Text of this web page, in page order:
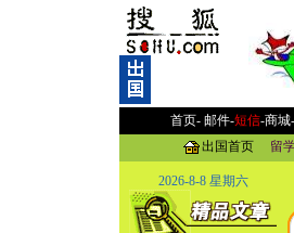
首页- 邮件-短信-商城-
出国首页
留
2026-8-8 星期六